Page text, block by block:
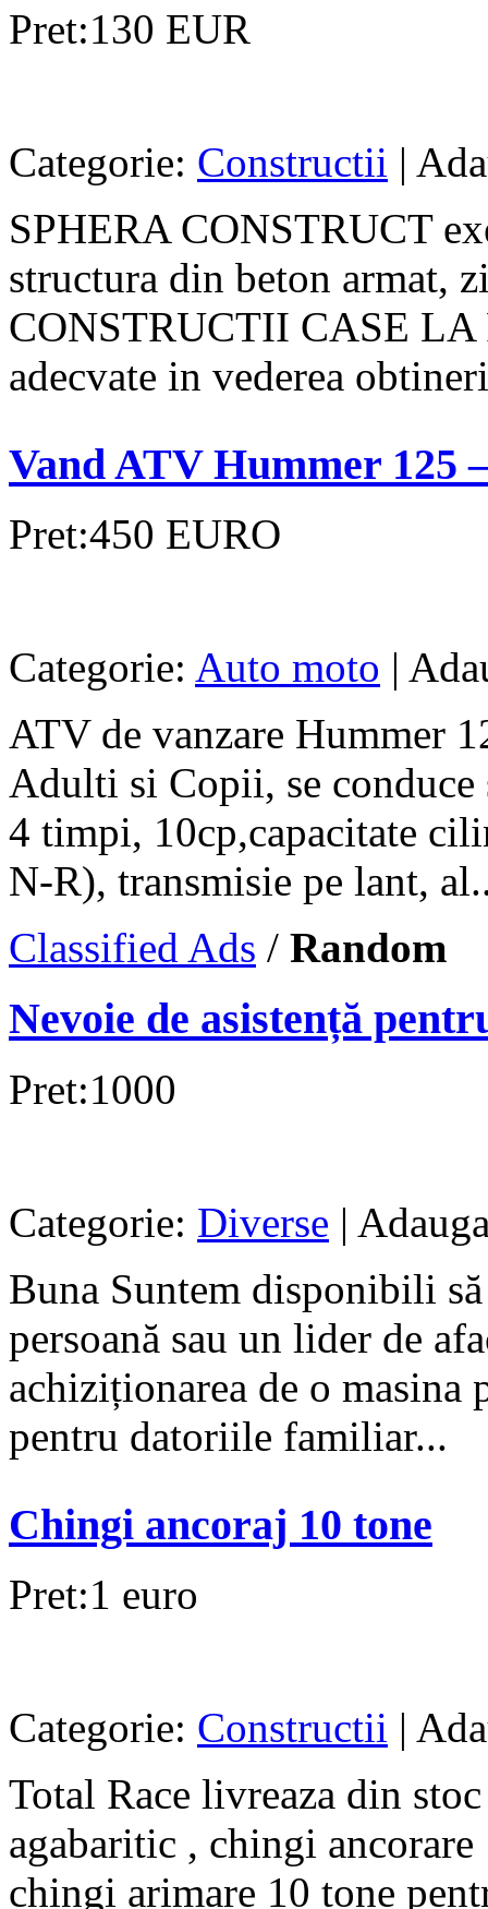
Pret:130 EUR
Categorie: Constructii |
SPHERA CONSTRUCT
structura din beton armat,
CONSTRUCTII CASE
adecvate in vederea
Vand ATV Hummer 125
Pret:450 EURO
Categorie: Auto moto |
ATV de vanzare Hummer
Adulti si Copii, se conduce
4 timpi, 10cp,capacitate
N-R), transmisie pe lant,
Classified Ads / Random
Nevoie de asistență
Pret:1000
Categorie: Diverse |
Buna Suntem disponibili
persoană sau un lider de
achiziționarea de o masina
pentru datoriile familiar...
Chingi ancoraj 10 tone
Pret:1 euro
Categorie: Constructii |
Total Race livreaza din
agabaritic , chingi
chingi arimare 10 tone